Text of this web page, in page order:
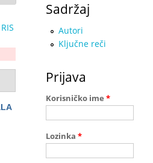
RIS
Sadržaj
Autori
Ključne reči
Prijava
Korisničko ime *
Lozinka *